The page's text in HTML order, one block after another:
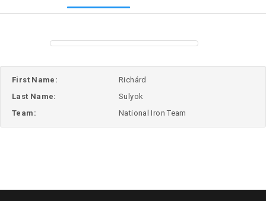
First Name:
Richárd
Last Name:
Sulyok
Team:
National Iron Team